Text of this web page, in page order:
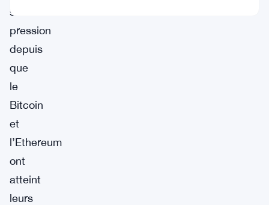
sous
pression
depuis
que
le
Bitcoin
et
l’Ethereum
ont
atteint
leurs